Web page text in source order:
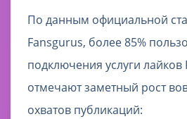
По данным официальной
Fansgurus, более 85%
подключения услуги лайков
отмечают заметный рост
охватов публикаций: